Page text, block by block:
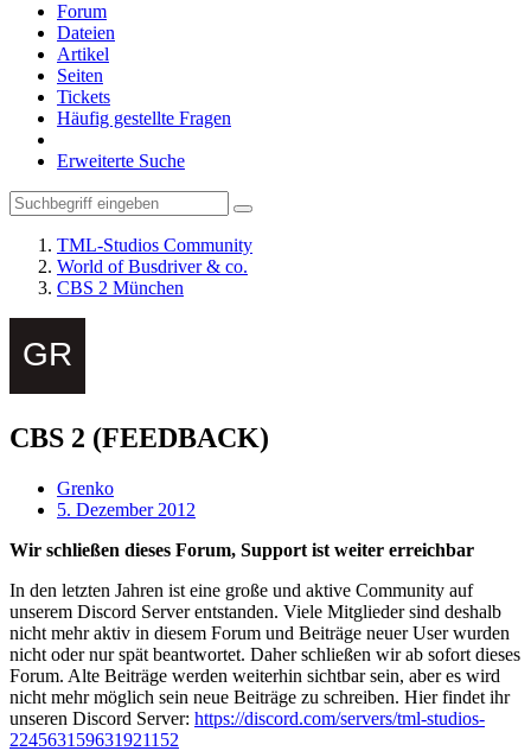
Forum
Dateien
Artikel
Seiten
Tickets
Häufig gestellte Fragen
Erweiterte Suche
TML-Studios Community
World of Busdriver & co.
CBS 2 München
CBS 2 (FEEDBACK)
Grenko
5. Dezember 2012
Wir schließen dieses Forum, Support ist weiter erreichbar
In den letzten Jahren ist eine große und aktive Community auf
unserem Discord Server entstanden. Viele Mitglieder sind deshalb
nicht mehr aktiv in diesem Forum und Beiträge neuer User wurden
nicht oder nur spät beantwortet. Daher schließen wir ab sofort dieses
Forum. Alte Beiträge werden weiterhin sichtbar sein, aber es wird
nicht mehr möglich sein neue Beiträge zu schreiben. Hier findet ihr
unseren Discord Server: https://discord.com/servers/tml-studios-
224563159631921152